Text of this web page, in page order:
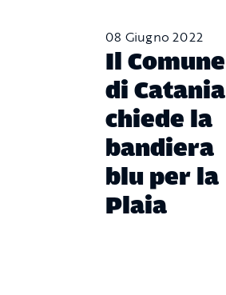
08 Giugno 2022
Il Comune
di Catania
chiede la
bandiera
blu per la
Plaia